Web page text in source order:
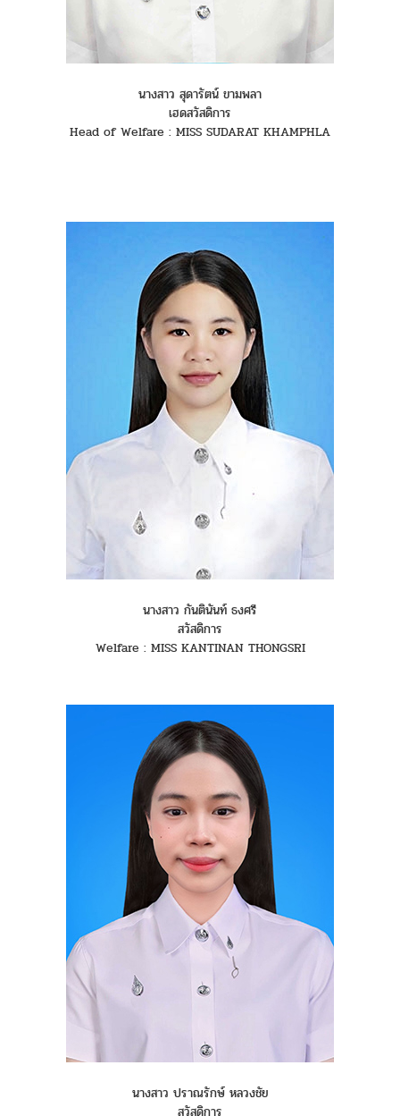
นางสาว สุดารัตน์ ขามพลา
เฮดสวัสดิการ
Head of Welfare : MISS SUDARAT KHAMPHLA
นางสาว กันตินันท์ ธงศรี
สวัสดิการ
Welfare : MISS KANTINAN THONGSRI
นางสาว ปราณรักษ์ หลวงชัย